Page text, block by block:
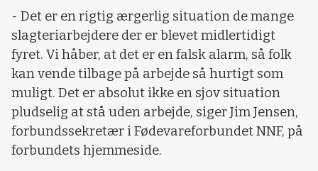
- Det er en rigtig ærgerlig situation de mange
slagteriarbejdere der er blevet midlertidigt
fyret. Vi håber, at det er en falsk alarm, så folk
kan vende tilbage på arbejde så hurtigt som
muligt. Det er absolut ikke en sjov situation
pludselig at stå uden arbejde, siger Jim Jensen,
forbundssekretær i Fødevareforbundet NNF, på
forbundets hjemmeside.